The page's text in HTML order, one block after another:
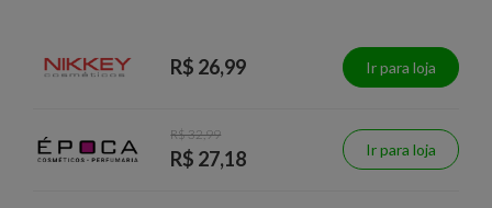
R$ 26,99 Ir para loja
R$ 32,99
R$ 27,18 Ir para loja